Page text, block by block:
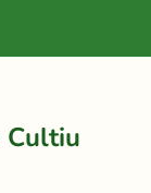
Cultiu